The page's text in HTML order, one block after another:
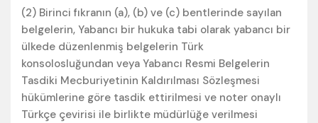
(2) Birinci fıkranın (a), (b) ve (c) bentlerinde sayılan
belgelerin, Yabancı bir hukuka tabi olarak yabancı bir
ülkede düzenlenmiş belgelerin Türk
konsolosluğundan veya Yabancı Resmi Belgelerin
Tasdiki Mecburiyetinin Kaldırılması Sözleşmesi
hükümlerine göre tasdik ettirilmesi ve noter onaylı
Türkçe çevirisi ile birlikte müdürlüğe verilmesi